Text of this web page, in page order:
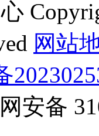
网站
安备